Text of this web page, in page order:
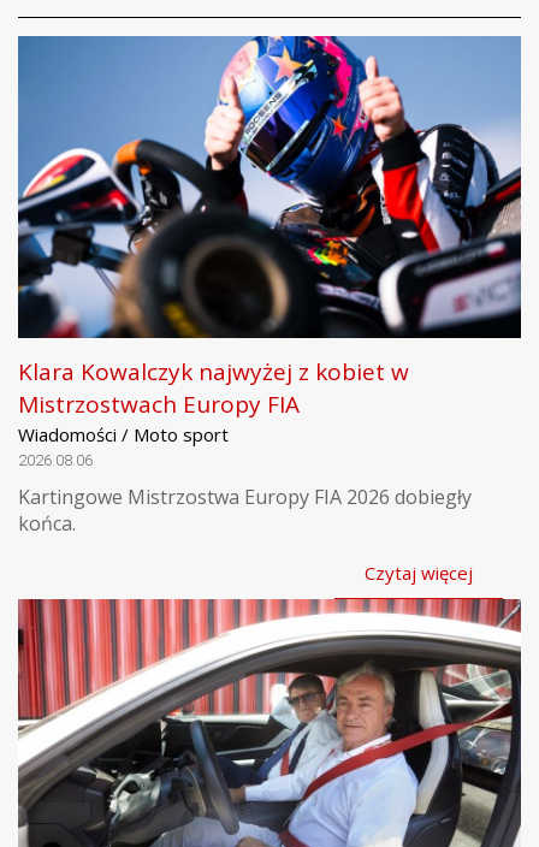
Klara Kowalczyk najwyżej z kobiet w
Mistrzostwach Europy FIA
Wiadomości / Moto sport
2026.08.06
Kartingowe Mistrzostwa Europy FIA 2026 dobiegły
końca.
Czytaj więcej